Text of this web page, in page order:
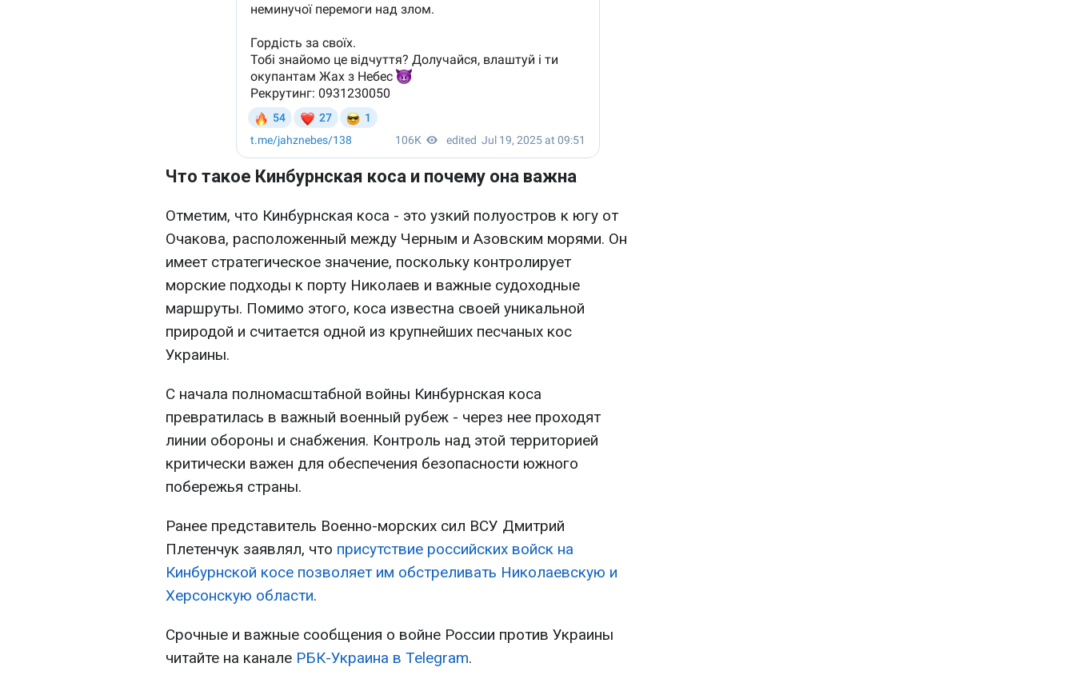
Что такое Кинбурнская коса и почему она важна
Отметим, что Кинбурнская коса - это узкий полуостров к югу от
Очакова, расположенный между Черным и Азовским морями. Он
имеет стратегическое значение, поскольку контролирует
морские подходы к порту Николаев и важные судоходные
маршруты. Помимо этого, коса известна своей уникальной
природой и считается одной из крупнейших песчаных кос
Украины.
С начала полномасштабной войны Кинбурнская коса
превратилась в важный военный рубеж - через нее проходят
линии обороны и снабжения. Контроль над этой территорией
критически важен для обеспечения безопасности южного
побережья страны.
Ранее представитель Военно-морских сил ВСУ Дмитрий
Плетенчук заявлял, что присутствие российских войск на
Кинбурнской косе позволяет им обстреливать Николаевскую и
Херсонскую области.
Срочные и важные сообщения о войне России против Украины
читайте на канале РБК-Украина в Telegram.